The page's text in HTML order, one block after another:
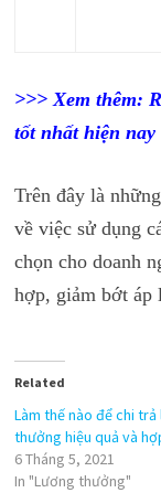
>>> Xem thêm:
tốt nhất hiện nay
Trên đây là
về việc sử dụng
chọn cho doanh
hợp, giảm bớt áp
Related
Làm thế nào để chi
thưởng hiệu quả và
6 Tháng 5, 2021
In "Lương thưởng"